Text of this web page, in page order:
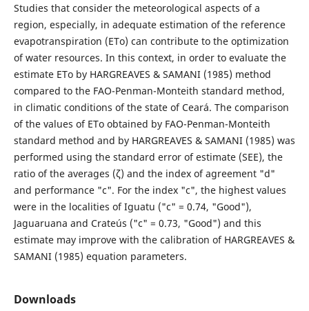
Studies that consider the meteorological aspects of a
region, especially, in adequate estimation of the reference
evapotranspiration (ETo) can contribute to the optimization
of water resources. In this context, in order to evaluate the
estimate ETo by HARGREAVES & SAMANI (1985) method
compared to the FAO-Penman-Monteith standard method,
in climatic conditions of the state of Ceará. The comparison
of the values of ETo obtained by FAO-Penman-Monteith
standard method and by HARGREAVES & SAMANI (1985) was
performed using the standard error of estimate (SEE), the
ratio of the averages (ζ) and the index of agreement "d"
and performance "c". For the index "c", the highest values
were in the localities of Iguatu ("c" = 0.74, "Good"),
Jaguaruana and Crateús ("c" = 0.73, "Good") and this
estimate may improve with the calibration of HARGREAVES &
SAMANI (1985) equation parameters.
Downloads